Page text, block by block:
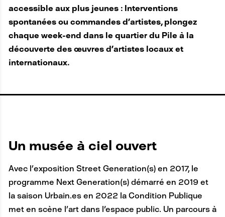
accessible aux plus jeunes : Interventions
spontanées ou commandes d’artistes, plongez
chaque week-end dans le quartier du Pile à la
découverte des œuvres d’artistes locaux et
internationaux.
Un musée à ciel ouvert
Avec l’exposition Street Generation(s) en 2017, le
programme Next Generation(s) démarré en 2019 et
la saison Urbain.es en 2022 la Condition Publique
met en scène l’art dans l'espace public. Un parcours à